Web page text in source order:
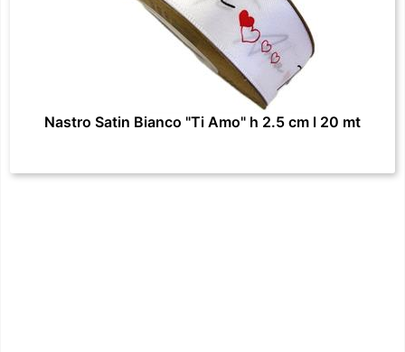
Nastro Satin Bianco "Ti Amo" h 2.5 cm l 20 mt